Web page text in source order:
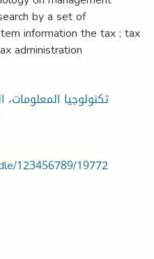
by a set of
information the tax ; tax
administration
تكنولوجيا المعلومات،
123456789/19772